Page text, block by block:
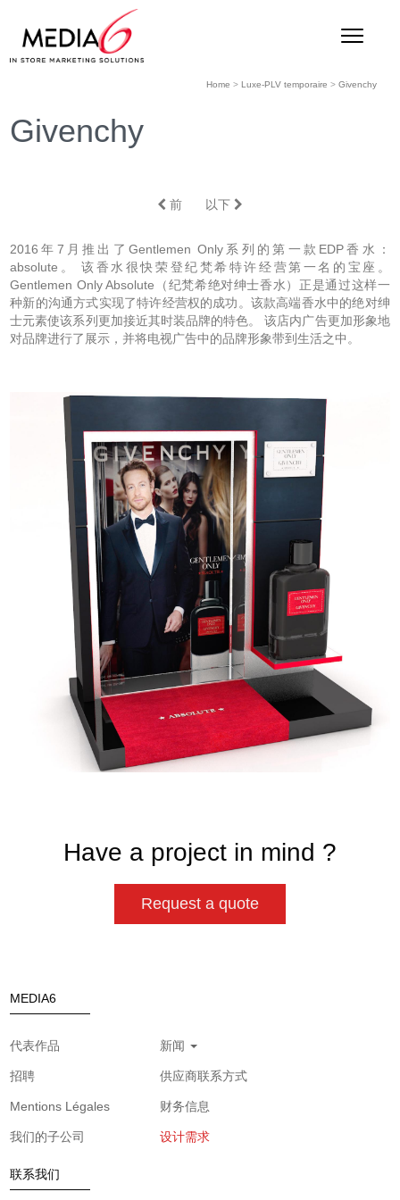
Home > Luxe-PLV temporaire > Givenchy
Givenchy
前 以下
2016年7月推出了Gentlemen Only系列的第一款EDP香水：
absolute。 该香水很快荣登纪梵希特许经营第一名的宝座。
Gentlemen Only Absolute（纪梵希绝对绅士香水）正是通过这样一
种新的沟通方式实现了特许经营权的成功。该款高端香水中的绝对绅
士元素使该系列更加接近其时装品牌的特色。 该店内广告更加形象地
对品牌进行了展示，并将电视广告中的品牌形象带到生活之中。
Have a project in mind ?
Request a quote
MEDIA6
代表作品 新闻
招聘 供应商联系方式
Mentions Légales 财务信息
我们的子公司 设计需求
联系我们